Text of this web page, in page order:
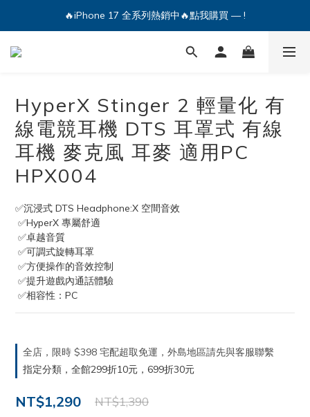
🔥iPhone 17 全系列熱銷中🔥點我購買 — !
💕加入Q哥 Line 新好友領優惠券！🎫
🔥iPhone 17 全系列熱銷中🔥點我購買 — !
HyperX Stinger 2 輕量化 有
線電競耳機 DTS 耳罩式 有線
耳機 麥克風 耳麥 適用PC
HPX004
✅沉浸式 DTS Headphone:X 空間音效
✅HyperX 專屬舒適
✅卓越音質
✅可調式旋轉耳罩
✅方便操作的音效控制
✅提升遊戲內通話體驗
✅相容性：PC
全店，限時 $398 宅配超取免運，外島地區請先與客服聯繫
指定分類，全館299折10元，699折30元
NT$1,290 NT$1,390